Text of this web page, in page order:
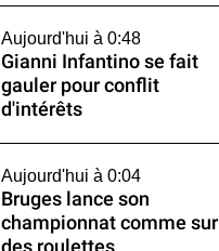
Aujourd'hui à 0:48
Gianni Infantino se fait
gauler pour conflit
d'intérêts
Aujourd'hui à 0:04
Bruges lance son
championnat comme sur
des roulettes